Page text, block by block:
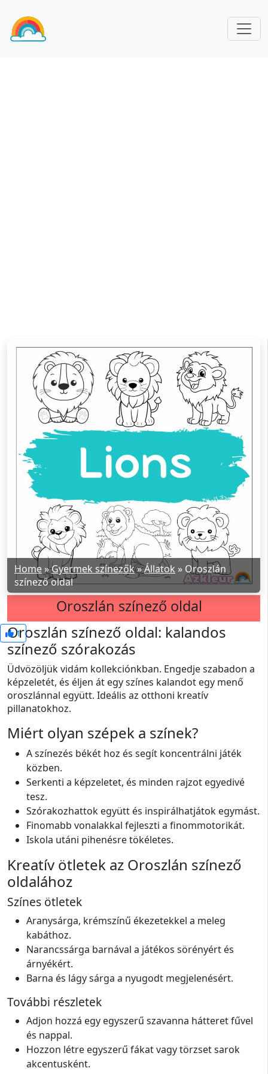
Home »Gyermek színezők»Állatok » Oroszlán
színező oldal
Oroszlán színező oldal
1
Oroszlán színező oldal: kalandos
színező szórakozás
Üdvözöljük vidám kollekciónkban. Engedje szabadon a
képzeletét, és éljen át egy színes kalandot egy menő
oroszlánnal együtt. Ideális az otthoni kreatív
pillanatokhoz.
Miért olyan szépek a színek?
A színezés békét hoz és segít koncentrálni játék
közben.
Serkenti a képzeletet, és minden rajzot egyedivé
tesz.
Szórakozhattok együtt és inspirálhatjátok egymást.
Finomabb vonalakkal fejleszti a finommotorikát.
Iskola utáni pihenésre tökéletes.
Kreatív ötletek az Oroszlán színező
oldalához
Színes ötletek
Aranysárga, krémszínű ékezetekkel a meleg
kabáthoz.
Narancssárga barnával a játékos sörényért és
árnyékért.
Barna és lágy sárga a nyugodt megjelenésért.
További részletek
Adjon hozzá egy egyszerű szavanna hátteret fűvel
és nappal.
Hozzon létre egyszerű fákat vagy törzset sarok
akcentusként.